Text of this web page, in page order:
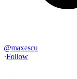
@maxescu
·Follow